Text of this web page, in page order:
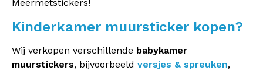
Meermetstickers!
Kinderkamer muursticker kopen?
Wij verkopen verschillende babykamer
muurstickers, bijvoorbeeld versjes & spreuken,